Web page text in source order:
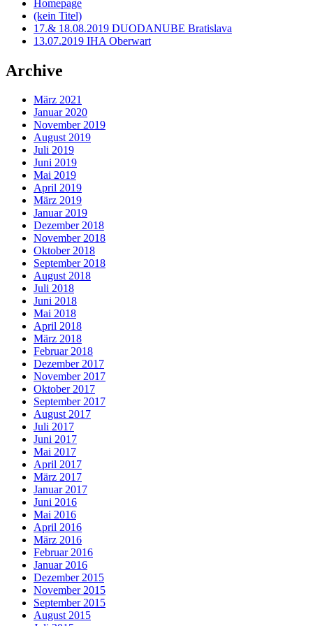
Homepage
(kein Titel)
17.& 18.08.2019 DUODANUBE Bratislava
13.07.2019 IHA Oberwart
Archive
März 2021
Januar 2020
November 2019
August 2019
Juli 2019
Juni 2019
Mai 2019
April 2019
März 2019
Januar 2019
Dezember 2018
November 2018
Oktober 2018
September 2018
August 2018
Juli 2018
Juni 2018
Mai 2018
April 2018
März 2018
Februar 2018
Dezember 2017
November 2017
Oktober 2017
September 2017
August 2017
Juli 2017
Juni 2017
Mai 2017
April 2017
März 2017
Januar 2017
Juni 2016
Mai 2016
April 2016
März 2016
Februar 2016
Januar 2016
Dezember 2015
November 2015
September 2015
August 2015